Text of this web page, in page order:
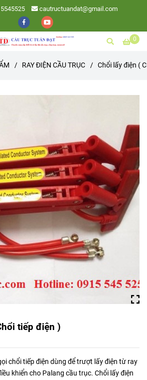
cautructuandat@gmail.com
0
/ RAY ĐIỆN CẦU TRỤC / Chổi lấy điện (
tiếp điện )
chổi tiếp điện dùng để trượt lấy điện từ ray
khiển cho Palang cầu trục. Chổi lấy điện